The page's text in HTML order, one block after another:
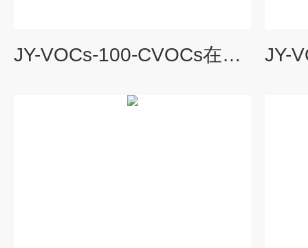
JY-VOCs-100-CVOCs在线监测设备